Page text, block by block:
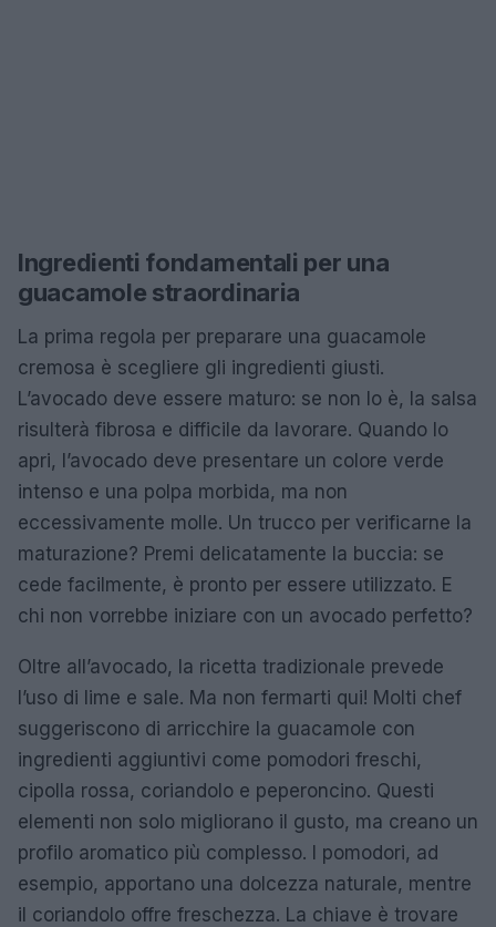
Ingredienti fondamentali per una
guacamole straordinaria
La prima regola per preparare una guacamole
cremosa è scegliere gli ingredienti giusti.
L’avocado deve essere maturo: se non lo è, la salsa
risulterà fibrosa e difficile da lavorare. Quando lo
apri, l’avocado deve presentare un colore verde
intenso e una polpa morbida, ma non
eccessivamente molle. Un trucco per verificarne la
maturazione? Premi delicatamente la buccia: se
cede facilmente, è pronto per essere utilizzato. E
chi non vorrebbe iniziare con un avocado perfetto?
Oltre all’avocado, la ricetta tradizionale prevede
l’uso di lime e sale. Ma non fermarti qui! Molti chef
suggeriscono di arricchire la guacamole con
ingredienti aggiuntivi come pomodori freschi,
cipolla rossa, coriandolo e peperoncino. Questi
elementi non solo migliorano il gusto, ma creano un
profilo aromatico più complesso. I pomodori, ad
esempio, apportano una dolcezza naturale, mentre
il coriandolo offre freschezza. La chiave è trovare